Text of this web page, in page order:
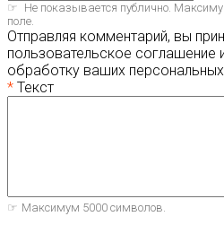
Не показывается публично.
поле.
Отправляя комментарий, вы
пользовательское соглашение
обработку ваших
Текст
Максимум 5000 символов.